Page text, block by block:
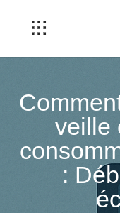
veille
: